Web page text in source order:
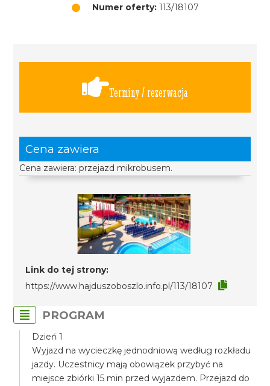
Numer oferty:113/18107
Terminy / rezerwacja
Cena zawiera
Cena zawiera: przejazd mikrobusem.
Link do tej strony:
https://www.hajduszoboszlo.info.pl/113/18107
PROGRAM
Dzień 1
Wyjazd na wycieczkę jednodniową według rozkładu
jazdy. Uczestnicy mają obowiązek przybyć na
miejsce zbiórki 15 min przed wyjazdem. Przejazd do